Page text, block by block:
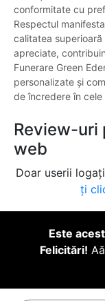
conformitate cu
Respectul
calitatea
apreciate,
Funerare Green
personalizate și
de încredere în
Review-uri
web
Doar userii
ți
Este
Felicitări!